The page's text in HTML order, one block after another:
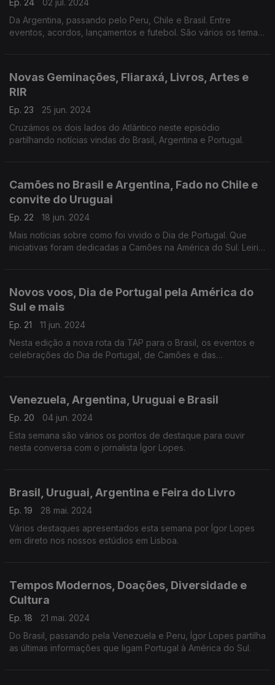
Ep. 24
02 jul. 2024
Da Argentina, passando pelo Peru, Chile e Brasil. Entre
eventos, acordos, lançamentos e futebol. São vários os temas
Novas Geminações, Fliaraxá, Livros, Artes e
RIR
Ep. 23
25 jun. 2024
Cruzámos os dois lados do Atlântico neste episódio
partilhando notícias vindas do Brasil, Argentina e Portugal.
Camões no Brasil e Argentina, Fado no Chile e
convite do Uruguai
Ep. 22
18 jun. 2024
Mais notícias sobre como foi vivido o Dia de Portugal. Que
iniciativas foram dedicadas a Camões na América do Sul. Leiria
Novos voos, Dia de Portugal pela América do
Sul e mais
Ep. 21
11 jun. 2024
Nesta edição a nova rota da TAP para o Brasil, os eventos e
celebrações do Dia de Portugal, de Camões e das
Venezuela, Argentina, Uruguai e Brasil
Ep. 20
04 jun. 2024
Esta semana são vários os pontos de destaque para ouvir
nesta conversa com o jornalista Ígor Lopes.
Brasil, Uruguai, Argentina e Feira do Livro
Ep. 19
28 mai. 2024
Vários destaques apresentados esta semana por Ígor Lopes
em direto nos nossos estúdios em Lisboa.
Tempos Modernos, Doações, Diversidade e
Cultura
Ep. 18
21 mai. 2024
Do Brasil, passando pela Venezuela e Peru, Ígor Lopes partilha
as últimas informações que ligam Portugal à América do Sul.